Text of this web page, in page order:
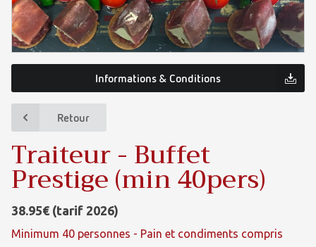
Informations & Conditions
Retour
Traiteur - Buffet
Prestige (min 40pers)
38.95€ (tarif 2026)
Minimum 40 personnes - Pain et condiments compris